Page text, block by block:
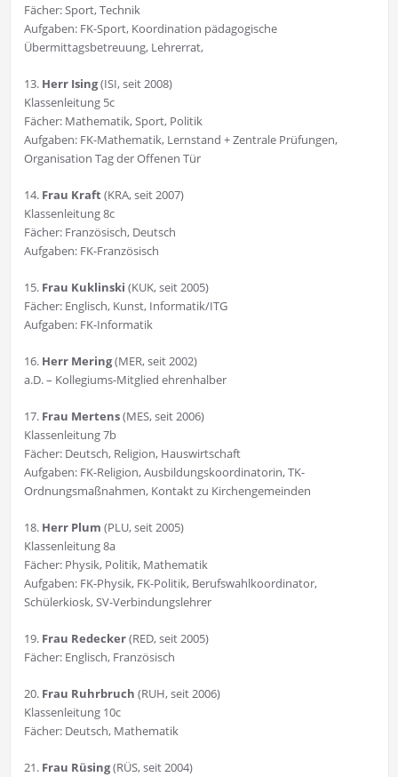
Fächer: Sport, Technik
Aufgaben: FK-Sport, Koordination pädagogische
Übermittagsbetreuung, Lehrerrat,
13. Herr Ising(ISI, seit 2008)
Klassenleitung 5c
Fächer: Mathematik, Sport, Politik
Aufgaben: FK-Mathematik, Lernstand + Zentrale Prüfungen,
Organisation Tag der Offenen Tür
14. Frau Kraft(KRA, seit 2007)
Klassenleitung 8c
Fächer: Französisch, Deutsch
Aufgaben: FK-Französisch
15. Frau Kuklinski (KUK, seit 2005)
Fächer: Englisch, Kunst, Informatik/ITG
Aufgaben: FK-Informatik
16. Herr Mering(MER, seit 2002)
a.D. – Kollegiums-Mitglied ehrenhalber
17. Frau Mertens(MES, seit 2006)
Klassenleitung 7b
Fächer: Deutsch, Religion, Hauswirtschaft
Aufgaben: FK-Religion, Ausbildungskoordinatorin, TK-
Ordnungsmaßnahmen, Kontakt zu Kirchengemeinden
18. Herr Plum (PLU, seit 2005)
Klassenleitung 8a
Fächer: Physik, Politik, Mathematik
Aufgaben: FK-Physik, FK-Politik, Berufswahlkoordinator,
Schülerkiosk, SV-Verbindungslehrer
19. Frau Redecker(RED, seit 2005)
Fächer: Englisch, Französisch
20. Frau Ruhrbruch (RUH, seit 2006)
Klassenleitung 10c
Fächer: Deutsch, Mathematik
21. Frau Rüsing(RÜS, seit 2004)